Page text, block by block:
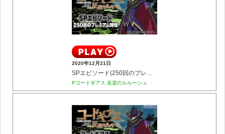
2020年12月21日
SPエピソード(250回のプレミアム時短)
Pコードギアス 反逆のルルーシュ